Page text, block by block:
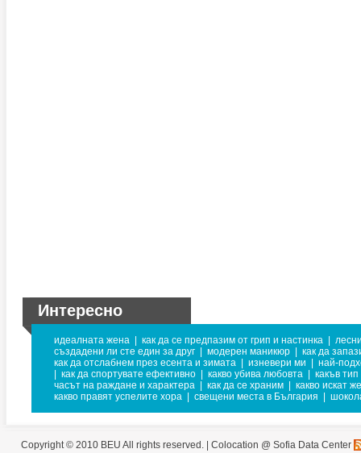
Интересно
идеалната жена как да се предпазим от грип и настинка
създадени ли сте един за друг
модерен маникюр
как да
как да отслабнем през есента и зимата
изневери ми
най-
как да спортувате ефективно какво убива любовта
какъв
часът на раждане и характера
как да се храним
какво искат
какво правят успелите хора
свещени места в България
Copyright © 2010 BEU All rights reserved. | Colocation @ Sofia Data Center